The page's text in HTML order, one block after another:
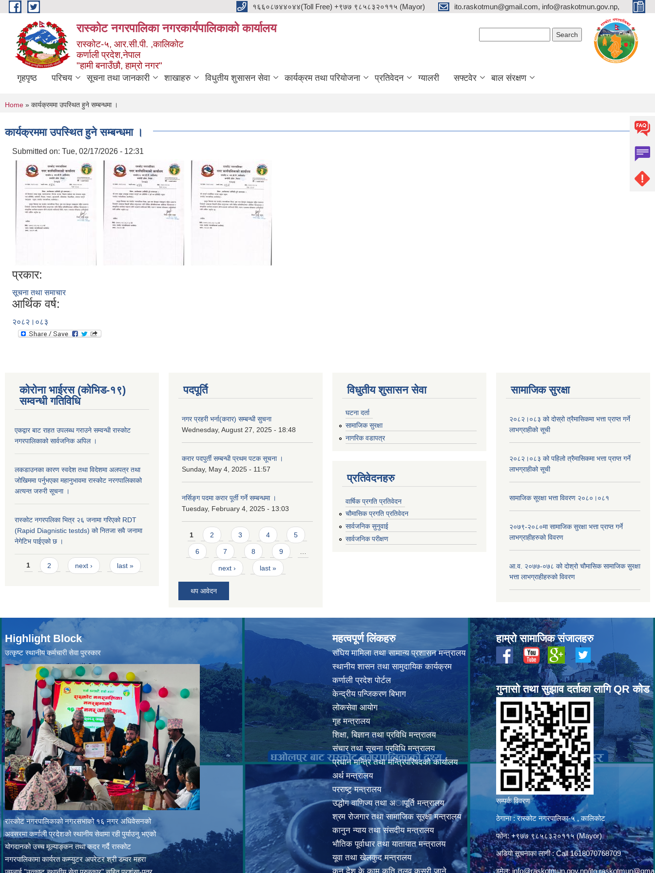
Skip to main content १६६०८७४४०४४(Toll Free) +९७७ ९८५८३२०११५ (Mayor) ito.raskotmun@gmail.com, info@raskotmun.gov.np,
रास्कोट नगरपालिका नगरकार्यपालिकाको कार्यालय
रास्कोट-५, आर.सी.पी. ,कालिकोट
कर्णाली प्रदेश,नेपाल
"हामी बनाउँछौ, हाम्रो नगर"
गृहपृष्ठ परिचय सूचना तथा जानकारी शाखाहरु विधुतीय शुसासन सेवा कार्यक्रम तथा परियोजना प्रतिवेदन ग्यालरी सफ्टवेर बाल संरक्षण
You are here
Home » कार्यक्रममा उपस्थित हुने सम्बन्धमा ।
कार्यक्रममा उपस्थित हुने सम्बन्धमा ।
Submitted on: Tue, 02/17/2026 - 12:31
प्रकार:
सूचना तथा समाचार
आर्थिक वर्ष:
२०८२।०८३
कोरोना भाईरस (कोभिड-१९)
सम्वन्धी गतिविधि
एकद्वार बाट राहत उपलब्ध गराउने सम्वन्धी रास्कोट
नगरपालिकाको सार्वजनिक अपिल ।
लकडाउनका कारण स्वदेश तथा विदेशमा अलपत्र तथा
जोखिममा पर्नुभएका महानुभावमा रास्कोट नरगपालिकाको
अत्यन्त जरुरी सूचना ।
रास्कोट नगरपलिका भित्र २६ जनामा गरिएको RDT
(Rapid Diagnistic testds) को नितजा सवै जनामा
नेगेटिभ पाईएको छ ।
Pages
1 2 next › last »
पदपूर्ति
नगर प्रहरी भर्ना(करार) सम्बन्धी सुचना
Wednesday, August 27, 2025 - 18:48
करार पदपुर्ती सम्बन्धी प्रथम पटक सूचना ।
Sunday, May 4, 2025 - 11:57
नर्सिङ्ग पदमा करार पूर्ती गर्ने सम्बन्धमा ।
Tuesday, February 4, 2025 - 13:03
Pages
1 2 3 4 5
6 7 8 9
next › last »
थप आवेदन
विधुतीय शुसासन सेवा
घटना दर्ता
सामाजिक सुरक्षा
नागरिक वडापत्र
प्रतिवेदनहरु
वार्षिक प्रगति प्रतिवेदन
चौमासिक प्रगति प्रतिवेदन
सार्वजनिक सुनुवाई
सार्वजनिक परीक्षण
सामाजिक सुरक्षा
२०८२।०८३ को दोस्रो त्रैमासिकमा भत्ता प्राप्‍त गर्ने
लाभग्राहीको सूची
२०८२।०८३ को पहिलो त्रैमासिकमा भत्ता प्राप्‍त गर्ने
लाभग्राहीको सूची
सामाजिक सूरक्षा भत्ता विवरण २०८०।०८१
२०७९-२०८०मा सामाजिक सुरक्षा भत्ता प्राप्त गर्ने
लाभग्राहीहरुको विवरण
आ.व. २०७७-०७८ को दोश्रो चौमासिक सामाजिक सुरक्षा
भत्ता लाभग्राहीहरुको विवरण
Highlight Block
उत्‍कृष्ट स्थानीय कर्मचारी सेवा पुरस्कार
रास्कोट नगरपालिकाको नगरसभाको १६ नगर अधिवेसनको
अवसरमा कर्णाली प्रदेशको स्थानीय सेवामा रही पुर्याउनु भएको
योगदानको उच्च मूल्याङ्कन तथा कदर गर्दै रास्कोट
नगरपालिकामा कार्यरत कम्प्युटर अपरेटर श्री डम्वर महरा
महत्वपूर्ण लिंकहरु
संघिय मामिला तथा सामान्य प्रशासन मन्त्रालय
स्थानीय शासन तथा सामुदायिक कार्यक्रम
कर्णाली प्रदेश पोर्टल
केन्द्रीय पन्जिकरण बिभाग
लोकसेवा आयोग
गृह मन्त्रालय
शिक्षा, बिज्ञान तथा प्रविधि मन्त्रालय
संचार तथा सूचना प्रविधि मन्त्रालय
प्रधान मन्त्रि तथा मन्त्रिपरिषदको कार्यालय
अर्थ मन्त्रालय
परराष्ट्र् मन्त्रालय
उद्धोग वाणिज्य तथा अापूर्ति मन्त्रालय
श्रम रोजगार तथा सामाजिक सूरक्षा मन्त्रालय
कानुन न्याय तथा संसदीय मन्त्रालय
भाैतिक पूर्वाधार तथा यातायात मन्त्रालय
यूवा तथा खेलकुद मन्त्रालय
कुन देश के काम कति तलव कसरी जाने
हाम्रो सामाजिक संजालहरु
गुनासो तथा सुझाव दर्ताका लागि QR कोड
सम्पर्क विवरण
ठेगाना : रास्कोट नगरपालिका-५ , कालिकोट
फोन: +९७७ ९८५८३२०११५ (Mayor)
अडियो सूचनाका लागी : Call 1618070768709
इमेल: info@raskotmun.gov.np/